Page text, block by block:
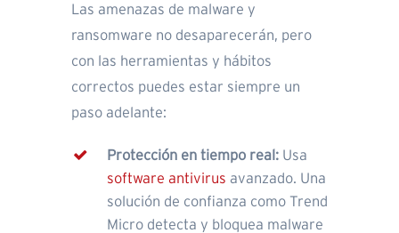
Las amenazas de malware y
ransomware no desaparecerán, pero
con las herramientas y hábitos
correctos puedes estar siempre un
paso adelante:
Protección en tiempo real: Usa
software antivirus avanzado. Una
solución de confianza como Trend
Micro detecta y bloquea malware